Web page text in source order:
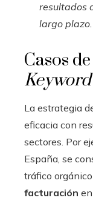
resultados
largo plazo.
Casos
Keyword
La estrategia
eficacia con
sectores. Por
España, se
tráfico
facturación